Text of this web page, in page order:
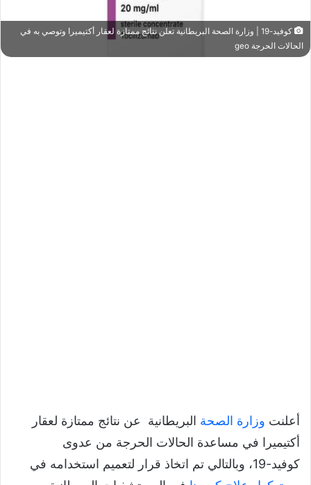
كوفيد-19 | وزارة الصحة البريطانية تعلن نتائج ممتازة لعقار أكتيميرا وتوصي به في
الحالات الحرجة geo
أعلنت وزارة الصحة البريطانية عن نتائج ممتازة لعقار
أكتيميرا في مساعدة الحالات الحرجة من عدوى
كوفيد-19، وبالتالي تم اتخاذ قرار لتعميم استخدامه في